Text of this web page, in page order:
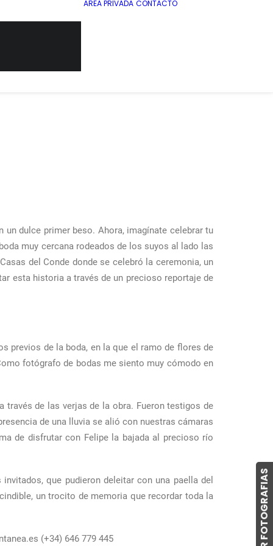
AREA PRIVADA CONTACTO
dulce primer beso. Ahora, imagínate celebrar tu
muy cercana rodeados de los suyos al lado las
del Conde donde se celebró la ceremonia, un
esta historia a través de un precioso reportaje de
previos de la boda, en la que el ramo de flores de
fotógrafo de bodas me siento muy cómodo en
de las verjas de la obra. Fueron testigos de
de una lluvia se alió con nuestras cámaras
de disfrutar con Felipe la bajada al precioso río
que pudieron deleitar con una paella del
un trocito de memoria que recordar toda la
(+34) 646 779 445